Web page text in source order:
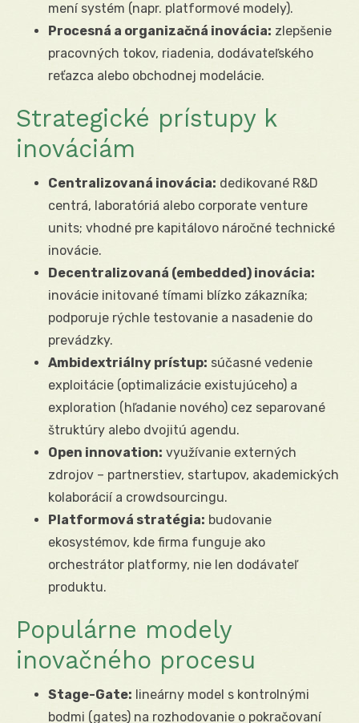
mení systém (napr. platformové modely).
Procesná a organizačná inovácia: zlepšenie
pracovných tokov, riadenia, dodávateľského
reťazca alebo obchodnej modelácie.
Strategické prístupy k
inováciám
Centralizovaná inovácia: dedikované R&D
centrá, laboratóriá alebo corporate venture
units; vhodné pre kapitálovo náročné technické
inovácie.
Decentralizovaná (embedded) inovácia:
inovácie initované tímami blízko zákazníka;
podporuje rýchle testovanie a nasadenie do
prevádzky.
Ambidextriálny prístup: súčasné vedenie
exploitácie (optimalizácie existujúceho) a
exploration (hľadanie nového) cez separované
štruktúry alebo dvojitú agendu.
Open innovation: využívanie externých
zdrojov – partnerstiev, startupov, akademických
kolaborácií a crowdsourcingu.
Platformová stratégia: budovanie
ekosystémov, kde firma funguje ako
orchestrátor platformy, nie len dodávateľ
produktu.
Populárne modely
inovačného procesu
Stage-Gate: lineárny model s kontrolnými
bodmi (gates) na rozhodovanie o pokračovaní